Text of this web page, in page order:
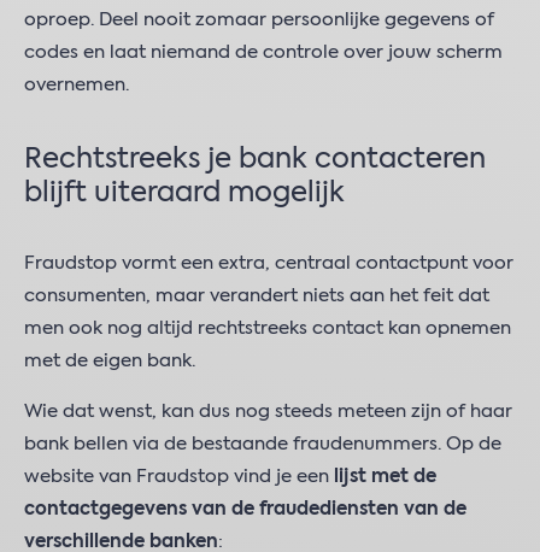
oproep. Deel nooit zomaar persoonlijke gegevens of
codes en laat niemand de controle over jouw scherm
overnemen.
Rechtstreeks je bank contacteren
blijft uiteraard mogelijk
Fraudstop vormt een extra, centraal contactpunt voor
consumenten, maar verandert niets aan het feit dat
men ook nog altijd rechtstreeks contact kan opnemen
met de eigen bank.
Wie dat wenst, kan dus nog steeds meteen zijn of haar
bank bellen via de bestaande fraudenummers. Op de
website van Fraudstop vind je een lijst met de
contactgegevens van de fraudediensten van de
verschillende banken: